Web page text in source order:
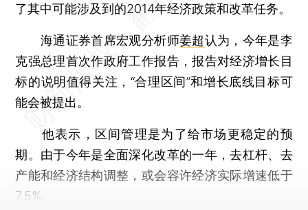
了其中可能涉及到的2014年经济政策和改革任务。
海通证券首席宏观分析师姜超认为，今年是李
克强总理首次作政府工作报告，报告对经济增长目
标的说明值得关注，“合理区间”和增长底线目标可
能会被提出。
他表示，区间管理是为了给市场更稳定的预
期。由于今年是全面深化改革的一年，去杠杆、去
产能和经济结构调整，或会容许经济实际增速低于
7.5%。